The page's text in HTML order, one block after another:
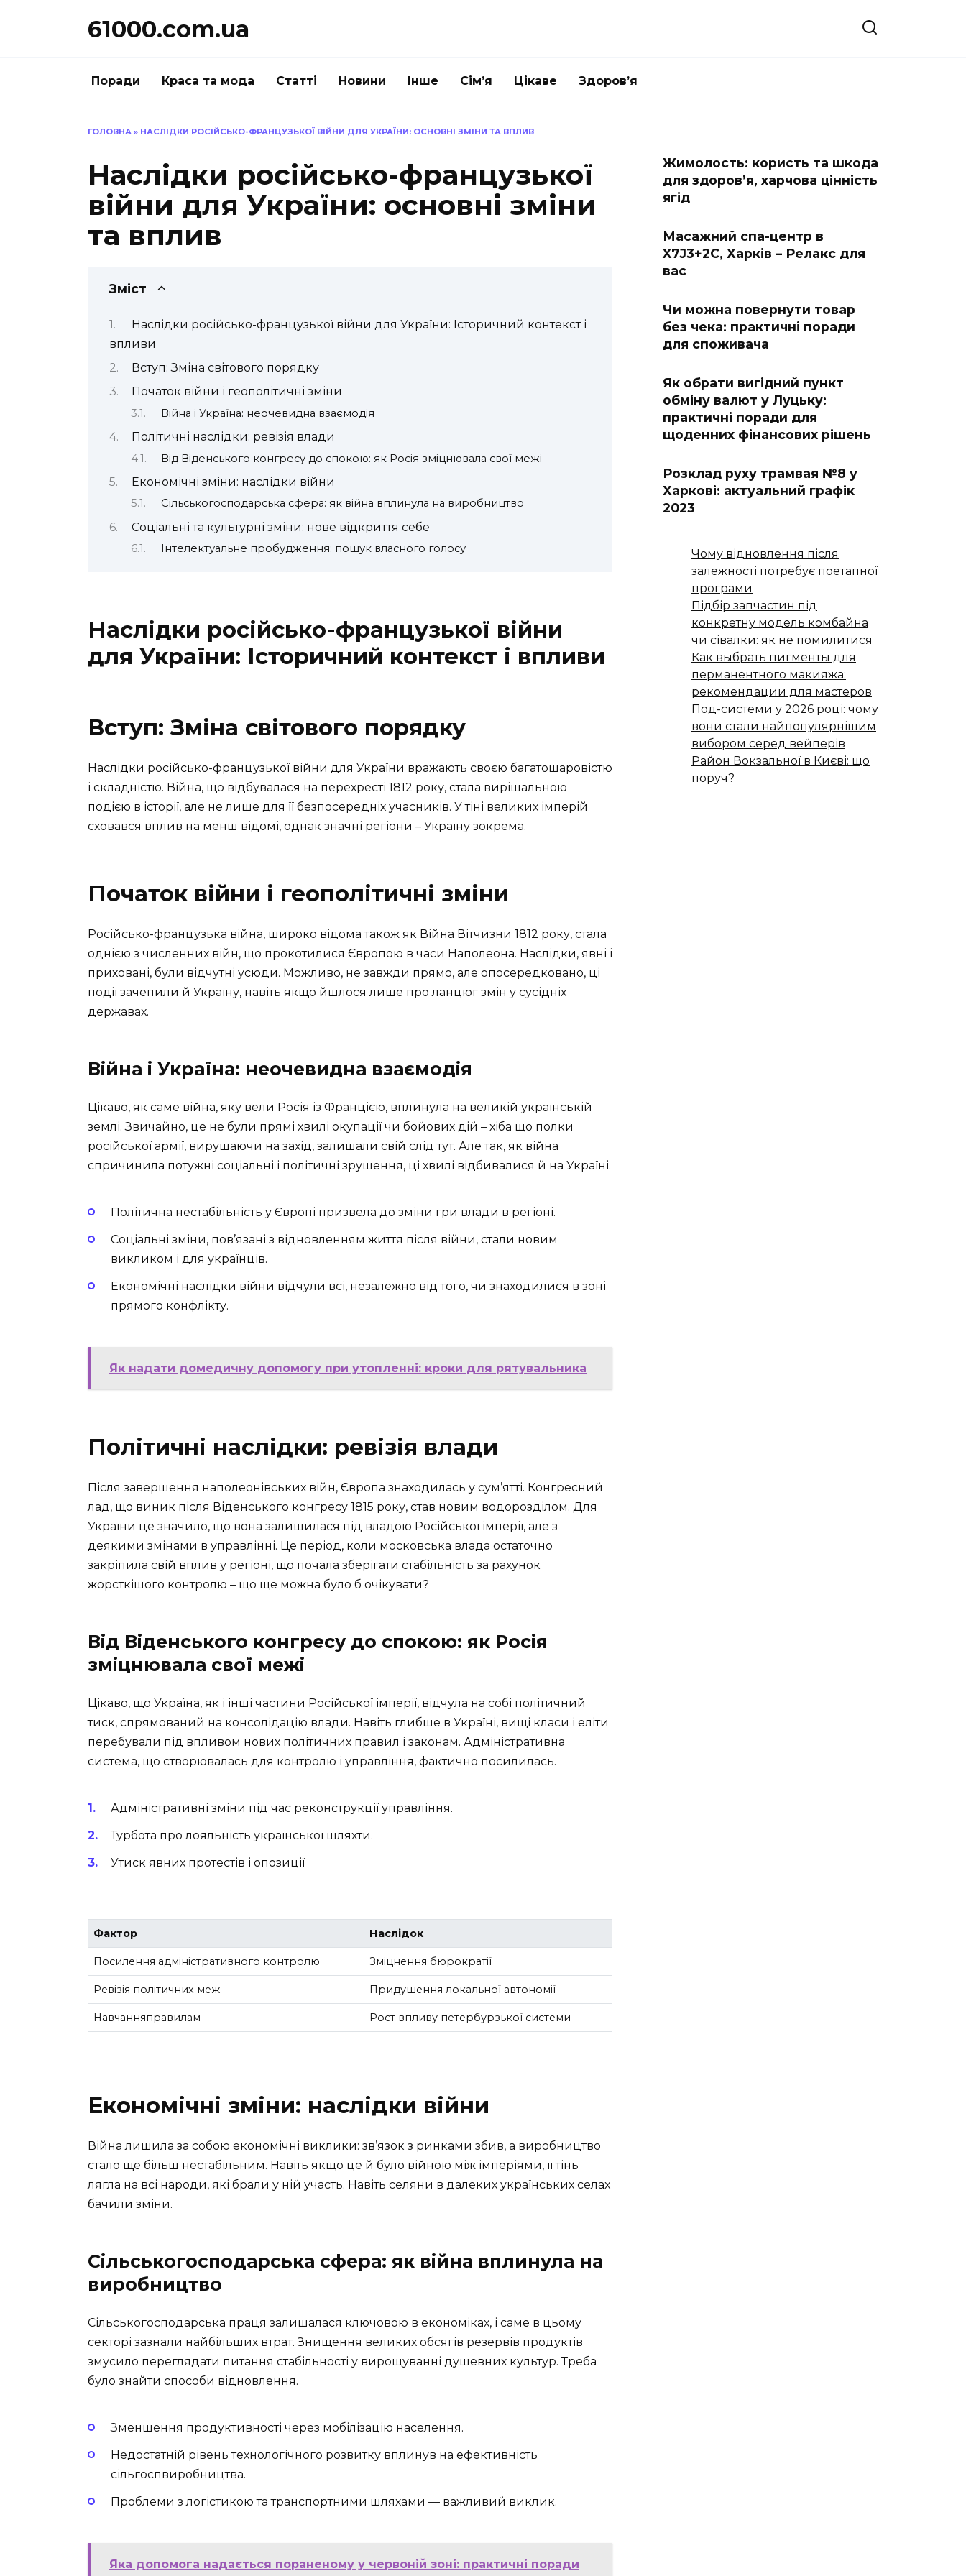
61000.com.ua
Поради Краса та мода Статті Новини Інше Сім’я Цікаве Здоров’я
ГОЛОВНА » НАСЛІДКИ РОСІЙСЬКО-ФРАНЦУЗЬКОЇ ВІЙНИ ДЛЯ УКРАЇНИ: ОСНОВНІ ЗМІНИ ТА ВПЛИВ
Наслідки російсько-французької
війни для України: основні зміни
та вплив
Зміст
Наслідки російсько-французької війни для України: Історичний контекст і
впливи
Вступ: Зміна світового порядку
Початок війни і геополітичні зміни
Війна і Україна: неочевидна взаємодія
Політичні наслідки: ревізія влади
Від Віденського конгресу до спокою: як Росія зміцнювала свої межі
Економічні зміни: наслідки війни
Сільськогосподарська сфера: як війна вплинула на виробництво
Соціальні та культурні зміни: нове відкриття себе
Інтелектуальне пробудження: пошук власного голосу
Наслідки російсько-французької війни
для України: Історичний контекст і впливи
Вступ: Зміна світового порядку
Наслідки російсько-французької війни для України вражають своєю багатошаровістю
і складністю. Війна, що відбувалася на перехресті 1812 року, стала вирішальною
подією в історії, але не лише для її безпосередніх учасників. У тіні великих імперій
сховався вплив на менш відомі, однак значні регіони – Україну зокрема.
Початок війни і геополітичні зміни
Російсько-французька війна, широко відома також як Війна Вітчизни 1812 року, стала
однією з численних війн, що прокотилися Європою в часи Наполеона. Наслідки, явні і
приховані, були відчутні усюди. Можливо, не завжди прямо, але опосередковано, ці
події зачепили й Україну, навіть якщо йшлося лише про ланцюг змін у сусідніх
державах.
Війна і Україна: неочевидна взаємодія
Цікаво, як саме війна, яку вели Росія із Францією, вплинула на великій українській
землі. Звичайно, це не були прямі хвилі окупації чи бойових дій – хіба що полки
російської армії, вирушаючи на захід, залишали свій слід тут. Але так, як війна
спричинила потужні соціальні і політичні зрушення, ці хвилі відбивалися й на Україні.
Політична нестабільність у Європі призвела до зміни гри влади в регіоні.
Соціальні зміни, пов’язані з відновленням життя після війни, стали новим
викликом і для українців.
Економічні наслідки війни відчули всі, незалежно від того, чи знаходилися в зоні
прямого конфлікту.
Як надати домедичну допомогу при утопленні: кроки для рятувальника
Політичні наслідки: ревізія влади
Після завершення наполеонівських війн, Європа знаходилась у сум’ятті. Конгресний
лад, що виник після Віденського конгресу 1815 року, став новим водорозділом. Для
України це значило, що вона залишилася під владою Російської імперії, але з
деякими змінами в управлінні. Це період, коли московська влада остаточно
закріпила свій вплив у регіоні, що почала зберігати стабільність за рахунок
жорсткішого контролю – що ще можна було б очікувати?
Від Віденського конгресу до спокою: як Росія
зміцнювала свої межі
Цікаво, що Україна, як і інші частини Російської імперії, відчула на собі політичний
тиск, спрямований на консолідацію влади. Навіть глибше в Україні, вищі класи і еліти
перебували під впливом нових політичних правил і законам. Адміністративна
система, що створювалась для контролю і управління, фактично посилилась.
Адміністративні зміни під час реконструкції управління.
Турбота про лояльність української шляхти.
Утиск явних протестів і опозиції
Фактор Наслідок
Посилення адміністративного контролю Зміцнення бюрократії
Ревізія політичних меж Придушення локальної автономії
Навчанняправилам Рост впливу петербурзької системи
Економічні зміни: наслідки війни
Війна лишила за собою економічні виклики: зв’язок з ринками збив, а виробництво
стало ще більш нестабільним. Навіть якщо це й було війною між імперіями, її тінь
лягла на всі народи, які брали у ній участь. Навіть селяни в далеких українських селах
бачили зміни.
Сільськогосподарська сфера: як війна вплинула на
виробництво
Сільськогосподарська праця залишалася ключовою в економіках, і саме в цьому
секторі зазнали найбільших втрат. Знищення великих обсягів резервів продуктів
змусило переглядати питання стабільності у вирощуванні душевних культур. Треба
було знайти способи відновлення.
Зменшення продуктивності через мобілізацію населення.
Недостатній рівень технологічного розвитку вплинув на ефективність
сільгоспвиробництва.
Проблеми з логістикою та транспортними шляхами — важливий виклик.
Яка допомога надається пораненому у червоній зоні: практичні поради
Жимолость: користь та шкода
для здоров’я, харчова цінність
ягід
Масажний спа-центр в
X7J3+2C, Харків – Релакс для
вас
Чи можна повернути товар
без чека: практичні поради
для споживача
Як обрати вигідний пункт
обміну валют у Луцьку:
практичні поради для
щоденних фінансових рішень
Розклад руху трамвая №8 у
Харкові: актуальний графік
2023
Чому відновлення після
залежності потребує поетапної
програми
Підбір запчастин під
конкретну модель комбайна
чи сівалки: як не помилитися
Как выбрать пигменты для
перманентного макияжа:
рекомендации для мастеров
Под-системи у 2026 році: чому
вони стали найпопулярнішим
вибором серед вейперів
Район Вокзальної в Києві: що
поруч?